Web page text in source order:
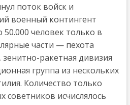
поток войск и
военный контингент
50.000 человек только в
части — пехота
зенитно-ракетная дивизия
группа из нескольких
Количество только
исчислялось